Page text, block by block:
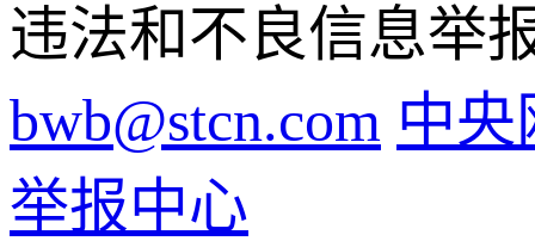
违法和不良信息举
bwb@stcn.com 中
举报中心